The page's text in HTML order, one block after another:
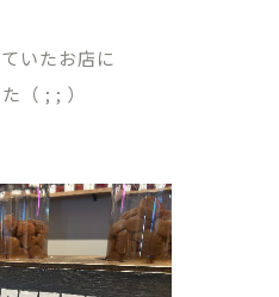
いたお店に
（ ; ; ）